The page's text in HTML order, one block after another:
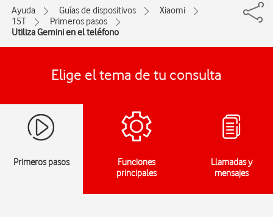
Ayuda Guías de dispositivos
Xiaomi
15T
Primeros pasos
Utiliza Gemini en el teléfono
Elige el tema de tu consulta
Primeros pasos
Funciones
principales
Llamadas y
mensajes